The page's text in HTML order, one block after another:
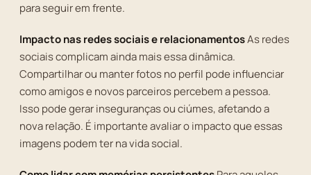
para seguir em frente.
Impacto nas redes sociais e relacionamentosAs redes
sociais complicam ainda mais essa dinâmica.
Compartilhar ou manter fotos no perfil pode influenciar
como amigos e novos parceiros percebem a pessoa.
Isso pode gerar inseguranças ou ciúmes, afetando a
nova relação. É importante avaliar o impacto que essas
imagens podem ter na vida social.